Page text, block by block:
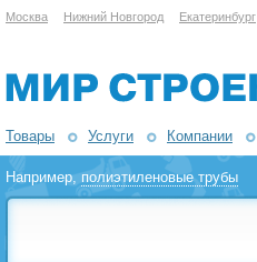
Москва Нижний Новгород Екатеринбург
Товары Услуги Компании
Например,полиэтиленовые трубы